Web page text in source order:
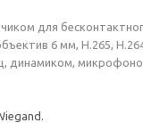
для
6 мм, H.265,
динамиком,